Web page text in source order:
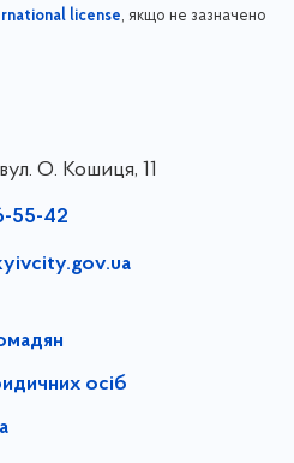
license, якщо не зазначено
О. Кошиця, 11
55-42
осіб